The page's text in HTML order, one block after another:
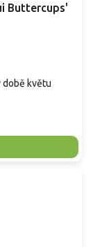
Buttercups'
době květu